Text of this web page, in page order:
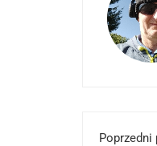
Poprzedni